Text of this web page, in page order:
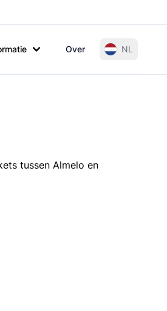
Over NL
tussen Almelo en